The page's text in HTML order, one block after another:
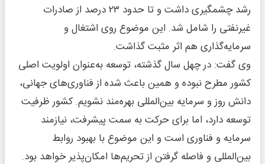
رشد چشمگیری داشت و تا حدود ۲۳ درصد از صادرات
غیرنفتی را شامل شد. این موضوع روی اشتغال و
سرمایه‌گذاری هم اثر مثبت گذاشت.
وی گفت: در چهل سال گذشته، توسعه به‌عنوان اولویت اصلی
کشور مطرح نبوده و همین باعث شده از فناوری‌های جهانی،
دانش روز و سرمایه بین‌المللی بهره‌مند نشویم. کشور ظرفیت
توسعه دارد، اما برای حرکت به سمت پیشرفت، نیازمند
سرمایه و فناوری است و این موضوع با بهبود روابط
بین‌المللی و فاصله گرفتن از تحریم‌ها امکان‌پذیر خواهد بود.